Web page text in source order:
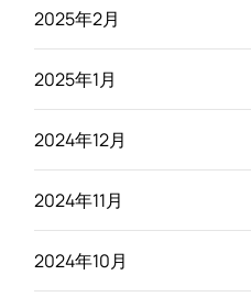
2025年2月
2025年1月
2024年12月
2024年11月
2024年10月